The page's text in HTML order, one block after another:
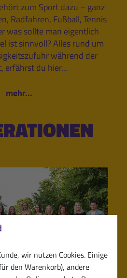
wir nutzen Cookies. Einige
den Warenkorb), andere
zum Sport dazu – ganz
Radfahren, Fußball, Tennis
was sollte man eigentlich
ist sinnvoll? Alles rund um
während der
erfährst du hier...
mehr...